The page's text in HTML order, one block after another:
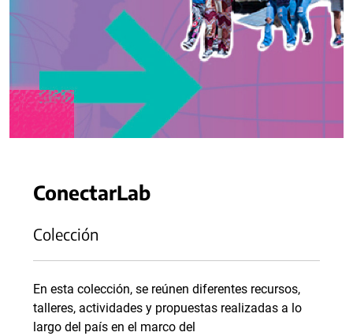
ConectarLab
Colección
En esta colección, se reúnen diferentes recursos,
talleres, actividades y propuestas realizadas a lo
largo del país en el marco del